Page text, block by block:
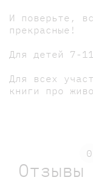
И поверьте,
прекрасные!
Для детей 7-
Для всех
книги про
Отзывы
0